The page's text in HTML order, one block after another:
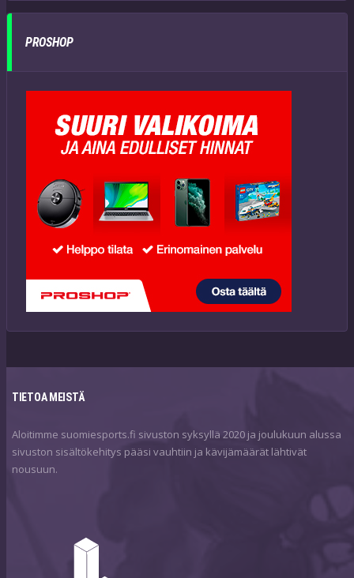
PROSHOP
TIETOA MEISTÄ
Aloitimme suomiesports.fi sivuston syksyllä 2020 ja joulukuun alussa
sivuston sisältökehitys pääsi vauhtiin ja kävijämäärät lähtivät
nousuun.